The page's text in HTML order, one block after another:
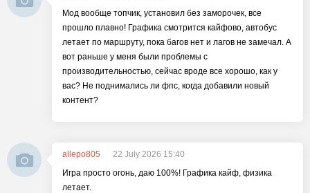
Мод вообще топчик, установил без заморочек, все
прошло плавно! Графика смотрится кайфово, автобус
летает по маршруту, пока багов нет и лагов не замечал. А
вот раньше у меня были проблемы с
производительностью, сейчас вроде все хорошо, как у
вас? Не поднимались ли фпс, когда добавили новый
контент?
allepo805
22 July 2026 15:40
Игра просто огонь, даю 100%! Графика кайф, физика
летает.